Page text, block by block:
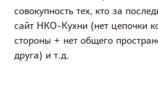
совокупность тех, кто за
сайт НКО-Кухни (нет цепочки
стороны + нет общего
друга) и т.д.